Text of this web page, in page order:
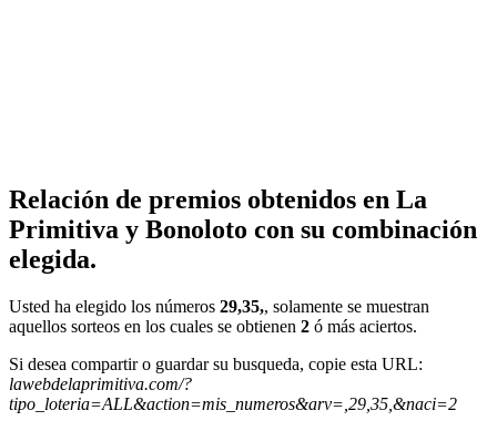
Relación de premios obtenidos en La
Primitiva y Bonoloto con su combinación
elegida.
Usted ha elegido los números 29,35,, solamente se muestran
aquellos sorteos en los cuales se obtienen 2 ó más aciertos.
Si desea compartir o guardar su busqueda, copie esta URL:
lawebdelaprimitiva.com/?
tipo_loteria=ALL&action=mis_numeros&arv=,29,35,&naci=2